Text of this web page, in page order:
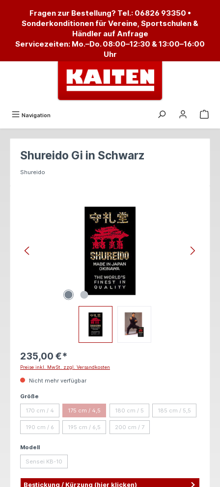
Fragen zur Bestellung? Tel.: 06826 93350 •
Sonderkonditionen für Vereine, Sportschulen &
Händler auf Anfrage
Servicezeiten: Mo.–Do. 08:00–12:30 & 13:00–16:00
Uhr
Navigation
Shureido Gi in Schwarz
Shureido
235,00 €*
Preise inkl. MwSt. zzgl. Versandkosten
Nicht mehr verfügbar
Größe
170 cm / 4(Diese Option ist zurzeit nicht verfügbar.)
175 cm / 4,5(Diese Option ist zurzeit nicht verfügbar.)
180 cm / 5(Diese Option ist zurzeit nicht
185 cm / 5,5(Diese Option ist
190 cm / 6(Diese Option ist zurzeit nicht verfügbar.)
195 cm / 6,5(Diese Option ist zurzeit nicht verfügbar.)
200 cm / 7
(Diese Option ist zurzeit nicht
Modellauswählen
Sensei KB-10(Diese Option ist zurzeit nicht verfügbar.)
Bestickung / Kürzung (hier klicken)